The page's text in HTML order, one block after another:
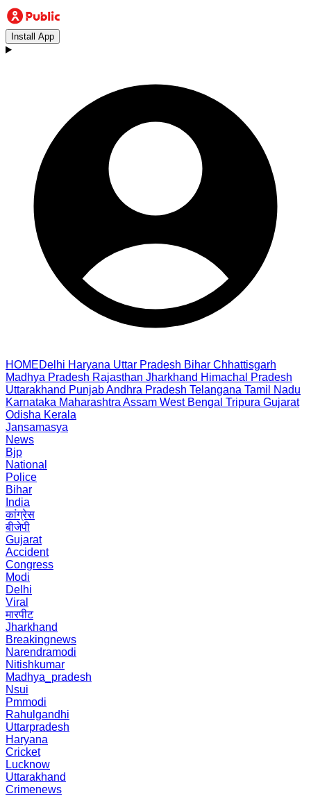
Install App
HOMEDelhi Haryana Uttar Pradesh Bihar Chhattisgarh
Madhya Pradesh Rajasthan Jharkhand Himachal Pradesh
Uttarakhand PunjabAndhra Pradesh Telangana Tamil Nadu
Karnataka Maharashtra Assam West Bengal Tripura Gujarat
Odisha Kerala
Jansamasya
News
Bjp
National
Police
Bihar
India
कांग्रेस
बीजेपी
Gujarat
Accident
Congress
Modi
Delhi
Viral
मारपीट
Jharkhand
Breakingnews
Narendramodi
Nitishkumar
Madhya_pradesh
Nsui
Pmmodi
Rahulgandhi
Uttarpradesh
Haryana
Cricket
Lucknow
Uttarakhand
Crimenews